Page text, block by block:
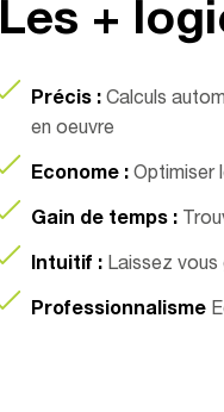
Les +
Précis : Calculs
en oeuvre
Econome : Optimiser
Gain de temps :
Intuitif : Laissez vous
Professionnalisme